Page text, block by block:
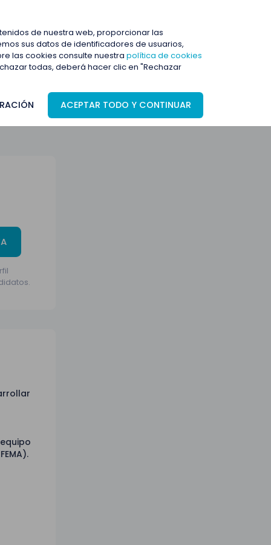
de nuestra web, proporcionar las
sus datos de identificadores de usuarios,
las cookies consulte nuestra política de cookies
todas, deberá hacer clic en "Rechazar
ACEPTAR TODO Y CONTINUAR